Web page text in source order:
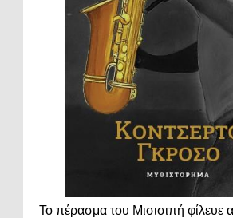
Το πέρασμα του Μισισιπή φίλευε